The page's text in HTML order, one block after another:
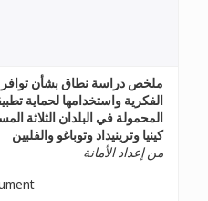
ملخص دراسة نطاق بشأن توافر
الفكرية واستخدامها لحماية
المحمولة في البلدان الثلاثة
كينيا وترينيداد وتوباغو والفلبين
من إعداد الأمانة